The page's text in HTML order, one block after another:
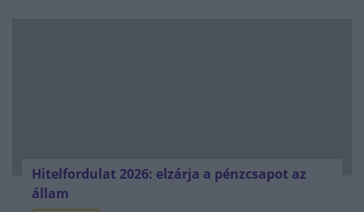
Hitelfordulat 2026: elzárja a pénzcsapot az
állam